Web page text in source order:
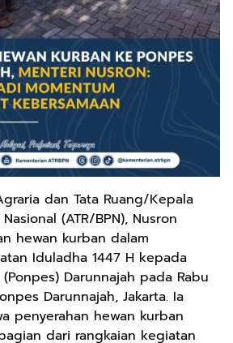
dan Tata Ruang/Kepala
(ATR/BPN), Nusron
hewan kurban dalam
Iduladha 1447 H kepada
Darunnajah pada Rabu
Darunnajah, Jakarta. Ia
penyerahan hewan kurban
dari rangkaian kegiatan